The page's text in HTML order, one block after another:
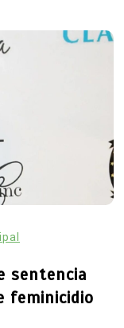
sentencia
feminicidio